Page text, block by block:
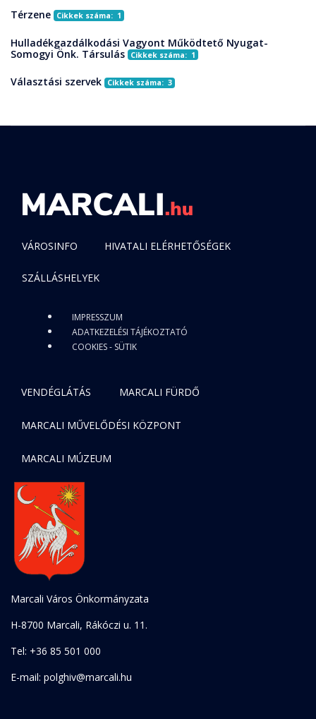
Térzene Cikkek száma: 1
Hulladékgazdálkodási Vagyont Működtető Nyugat-
Somogyi Önk. Társulás
Cikkek száma: 1
Választási szervek Cikkek száma: 3
VÁROSINFO HIVATALI ELÉRHETŐSÉGEK
SZÁLLÁSHELYEK
IMPRESSZUM
ADATKEZELÉSI TÁJÉKOZTATÓ
COOKIES - SÜTIK
VENDÉGLÁTÁS MARCALI FÜRDŐ
MARCALI MŰVELŐDÉSI KÖZPONT
MARCALI MÚZEUM
Marcali Város Önkormányzata
H-8700 Marcali, Rákóczi u. 11.
Tel: +36 85 501 000
E-mail: polghiv@marcali.hu